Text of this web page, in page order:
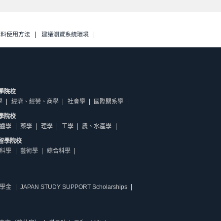
使用方法 建議瀏覽系統環境
院校
經濟、經營、商學 社會學 國際關系學
院校
學
藥學 理學 工學 農、水產學
學院校
學
藝術學 綜合科學
金 JAPAN STUDY SUPPORT Scholarships